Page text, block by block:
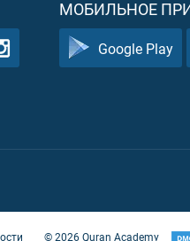
МОБИЛЬНОЕ
Google Play
©2026Quran Academy